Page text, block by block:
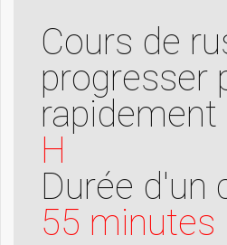
Cours de
progresser
rapidement
H
Durée d'un
55 minutes